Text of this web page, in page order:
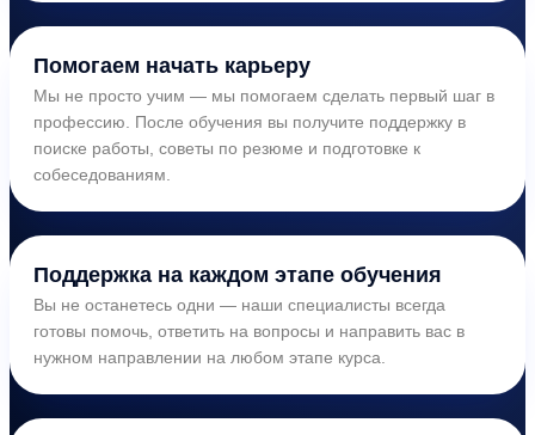
Помогаем начать карьеру
Мы не просто учим — мы помогаем сделать первый шаг в
профессию. После обучения вы получите поддержку в
поиске работы, советы по резюме и подготовке к
собеседованиям.
Поддержка на каждом этапе обучения
Вы не останетесь одни — наши специалисты всегда
готовы помочь, ответить на вопросы и направить вас в
нужном направлении на любом этапе курса.